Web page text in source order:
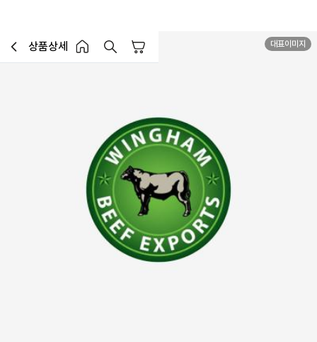
이전페이지로 이동
상품상세
홈 버튼홈 장바구니
대량특가 대표이미지